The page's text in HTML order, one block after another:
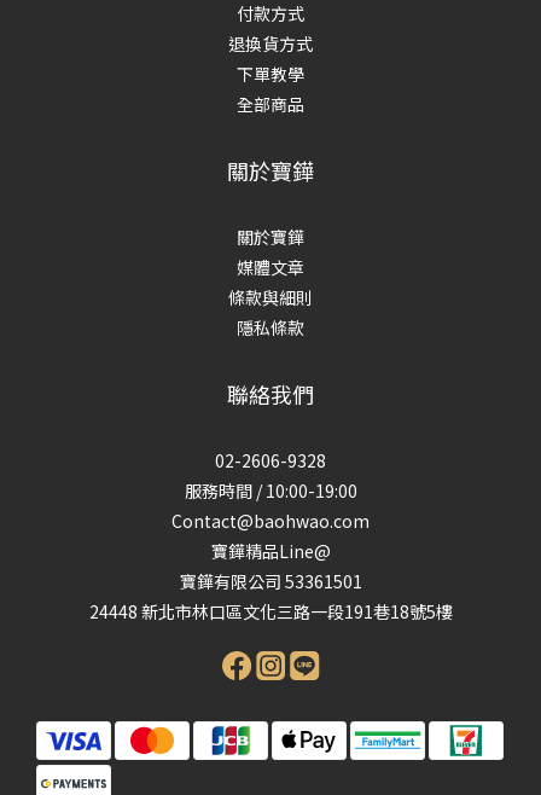
付款方式
退換貨方式
下單教學
全部商品
關於寶鏵
關於寶鏵
媒體文章
條款與細則
隱私條款
聯絡我們
02-2606-9328
服務時間 / 10:00-19:00
Contact@baohwao.com
寶鏵精品Line@
寶鏵有限公司 53361501
24448 新北市林口區文化三路一段191巷18號5樓